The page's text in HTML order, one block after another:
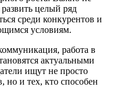
целый ряд
среди конкурентов и
условиям.
работа в
актуальными
ищут не просто
но и тех, кто способен